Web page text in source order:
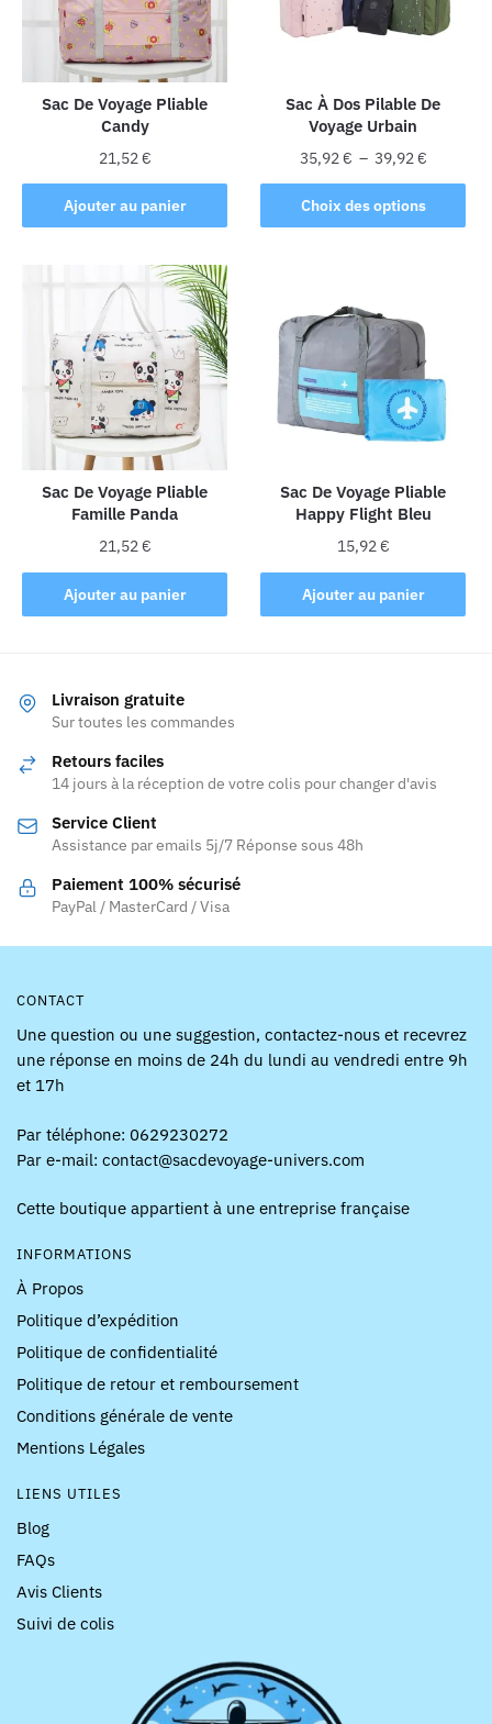
Sac De Voyage Pliable
Candy
21,52€
Ajouter au panier
Sac À Dos Pilable De
Voyage Urbain
35,92€ – 39,92€Plage
de
prix :
35,92 €
Choix des options
Ce
produit
variations.
Les
options
peuvent
être
choisies
la
page
du
produit
Sac De Voyage Pliable
Famille Panda
21,52€
Ajouter au panier
Sac De Voyage Pliable
Happy Flight Bleu
15,92€
Ajouter au panier
Livraison gratuite
Sur toutes les commandes
Retours faciles
14 jours à la réception de votre colis pour changer d'avis
Service Client
Assistance par emails 5j/7 Réponse sous 48h
Paiement 100% sécurisé
PayPal / MasterCard / Visa
CONTACT
Une question ou une suggestion, contactez-nous et recevrez
une réponse en moins de 24h du lundi au vendredi entre 9h
et 17h
Par téléphone: 0629230272
Par e-mail: contact@sacdevoyage-univers.com
Cette boutique appartient à une entreprise française
INFORMATIONS
À Propos
Politique d’expédition
Politique de confidentialité
Politique de retour et remboursement
Conditions générale de vente
Mentions Légales
LIENS UTILES
Blog
FAQs
Avis Clients
Suivi de colis